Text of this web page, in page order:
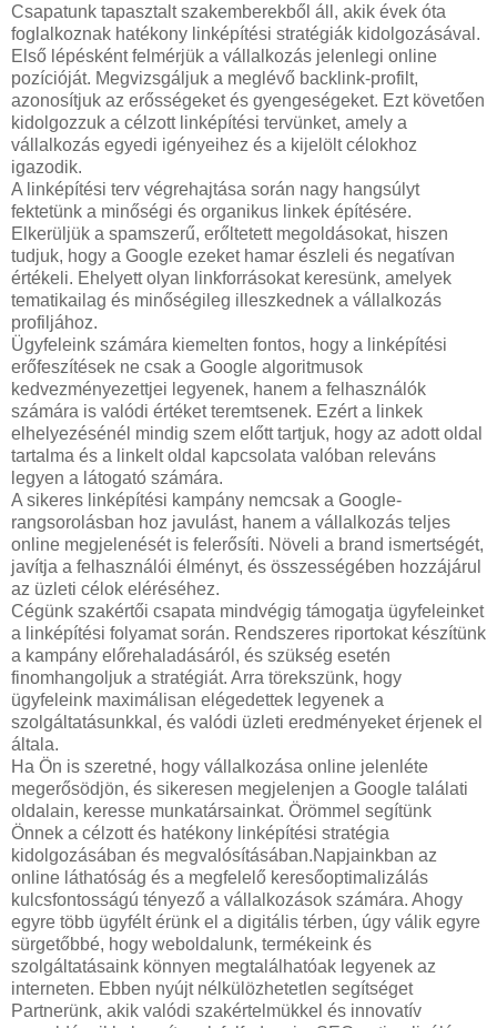
Csapatunk tapasztalt szakemberekből áll, akik évek óta
foglalkoznak hatékony linképítési stratégiák kidolgozásával.
Első lépésként felmérjük a vállalkozás jelenlegi online
pozícióját. Megvizsgáljuk a meglévő backlink-profilt,
azonosítjuk az erősségeket és gyengeségeket. Ezt követően
kidolgozzuk a célzott linképítési tervünket, amely a
vállalkozás egyedi igényeihez és a kijelölt célokhoz
igazodik.
A linképítési terv végrehajtása során nagy hangsúlyt
fektetünk a minőségi és organikus linkek építésére.
Elkerüljük a spamszerű, erőltetett megoldásokat, hiszen
tudjuk, hogy a Google ezeket hamar észleli és negatívan
értékeli. Ehelyett olyan linkforrásokat keresünk, amelyek
tematikailag és minőségileg illeszkednek a vállalkozás
profiljához.
Ügyfeleink számára kiemelten fontos, hogy a linképítési
erőfeszítések ne csak a Google algoritmusok
kedvezményezettjei legyenek, hanem a felhasználók
számára is valódi értéket teremtsenek. Ezért a linkek
elhelyezésénél mindig szem előtt tartjuk, hogy az adott oldal
tartalma és a linkelt oldal kapcsolata valóban releváns
legyen a látogató számára.
A sikeres linképítési kampány nemcsak a Google-
rangsorolásban hoz javulást, hanem a vállalkozás teljes
online megjelenését is felerősíti. Növeli a brand ismertségét,
javítja a felhasználói élményt, és összességében hozzájárul
az üzleti célok eléréséhez.
Cégünk szakértői csapata mindvégig támogatja ügyfeleinket
a linképítési folyamat során. Rendszeres riportokat készítünk
a kampány előrehaladásáról, és szükség esetén
finomhangoljuk a stratégiát. Arra törekszünk, hogy
ügyfeleink maximálisan elégedettek legyenek a
szolgáltatásunkkal, és valódi üzleti eredményeket érjenek el
általa.
Ha Ön is szeretné, hogy vállalkozása online jelenléte
megerősödjön, és sikeresen megjelenjen a Google találati
oldalain, keresse munkatársainkat. Örömmel segítünk
Önnek a célzott és hatékony linképítési stratégia
kidolgozásában és megvalósításában.Napjainkban az
online láthatóság és a megfelelő keresőoptimalizálás
kulcsfontosságú tényező a vállalkozások számára. Ahogy
egyre több ügyfélt érünk el a digitális térben, úgy válik egyre
sürgetőbbé, hogy weboldalunk, termékeink és
szolgáltatásaink könnyen megtalálhatóak legyenek az
interneten. Ebben nyújt nélkülözhetetlen segítséget
Partnerünk, akik valódi szakértelmükkel és innovatív